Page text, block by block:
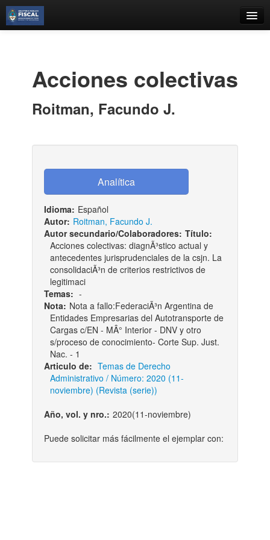
Estantes Virtuales
Contacto
Iniciar sesión
Acciones colectivas
Roitman, Facundo J.
Idioma: Español
Autor: Roitman, Facundo J.
Autor secundario/Colaboradores: Título:
Acciones colectivas: diagnÃ³stico actual y
antecedentes jurisprudenciales de la csjn. La
consolidaciÃ³n de criterios restrictivos de
legitimaci
Temas: -
Nota: Nota a fallo:FederaciÃ³n Argentina de
Entidades Empresarias del Autotransporte de
Cargas c/EN - MÂ° Interior - DNV y otro
s/proceso de conocimiento- Corte Sup. Just.
Nac. - 1
Articulo de: Temas de Derecho
Administrativo / Número: 2020 (11-
noviembre) (Revista (serie))
Año, vol. y nro.: 2020(11-noviembre)
Puede solicitar más fácilmente el ejemplar con: